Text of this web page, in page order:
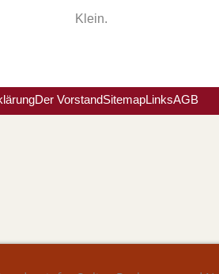
Klein.
Der VorstandSitemapLinksAGB